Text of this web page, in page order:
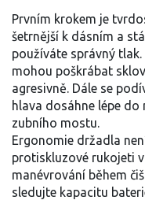
Prvním krokem je
šetrnější k dásním a
používáte správný
mohou poškrábat
agresivně. Dále se
hlava dosáhne lépe
zubního mostu.
Ergonomie držadla
protiskluzové rukojeti
manévrování během
sledujte kapacitu